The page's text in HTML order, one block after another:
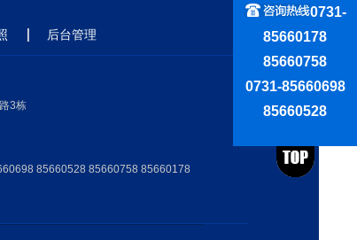
后台管理
3栋
85660528 85660758 85660178
0731-
85660178
85660758
0731-85660698
85660528